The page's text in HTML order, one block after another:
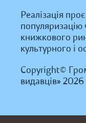
Реалізація
популяризацію
книжкового
культурного і
Copyright©
видавців» 2026